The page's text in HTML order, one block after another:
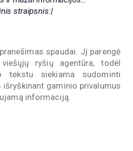
straipsnis:|
spaudai. Jį parengė
ryšių agentūra, todėl
tekstu siekiama sudominti
gaminio privalumus
informaciją.